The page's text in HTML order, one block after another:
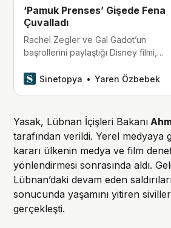
‘Pamuk Prenses’ Gişede Fena
Çuvalladı
Rachel Zegler ve Gal Gadot’un
başrollerini paylaştığı Disney filmi,
kötü filmlerinden biri olmaya aday
Sinetopya Yaren Özbebek
Yasak, Lübnan İçişleri Bakanı
tarafından verildi. Yerel medyaya
kararı ülkenin medya ve film
yönlendirmesi sonrasında aldı.
Lübnan’daki devam eden
sonucunda yaşamını yitiren
gerçekleşti.